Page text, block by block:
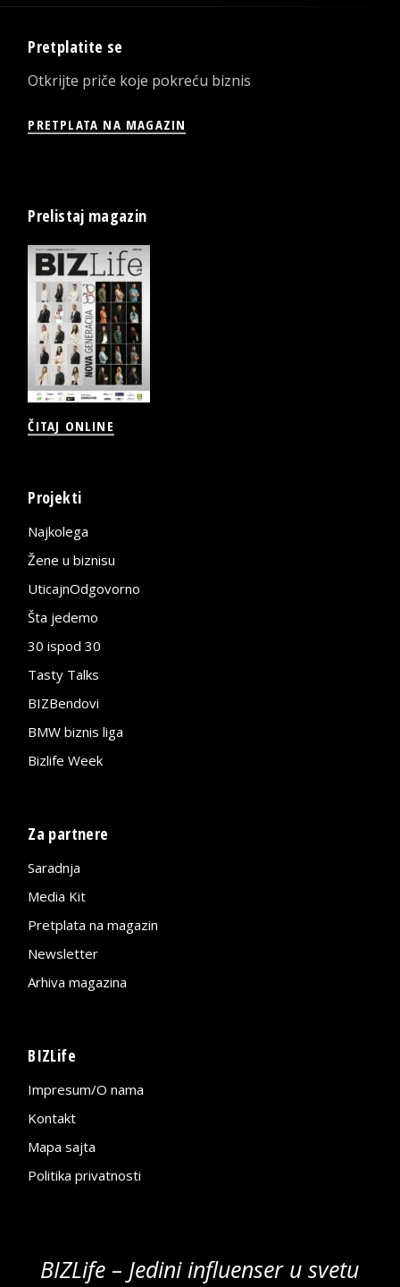
Pretplatite se
Otkrijte priče koje pokreću biznis
PRETPLATA NA MAGAZIN
Prelistaj magazin
ČITAJ ONLINE
Projekti
Najkolega
Žene u biznisu
UticajnOdgovorno
Šta jedemo
30 ispod 30
Tasty Talks
BIZBendovi
BMW biznis liga
Bizlife Week
Za partnere
Saradnja
Media Kit
Pretplata na magazin
Newsletter
Arhiva magazina
BIZLife
Impresum/O nama
Kontakt
Mapa sajta
Politika privatnosti
BIZLife – Jedini influenser u svetu